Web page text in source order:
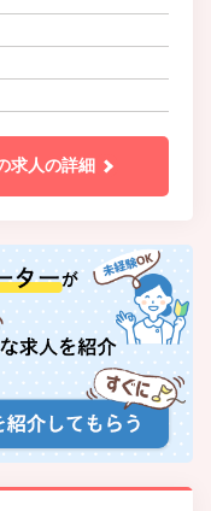
求人の詳細